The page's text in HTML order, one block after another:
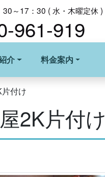
介 料金案内
30～17：30 ( 水・木曜定休 )
961-919
付け
2K片付け